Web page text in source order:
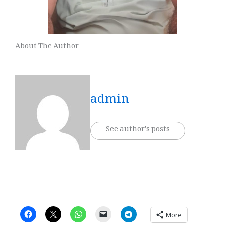
About The Author
admin
See author's posts
More